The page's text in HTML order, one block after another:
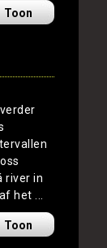
Toon
river in
het ...
Toon